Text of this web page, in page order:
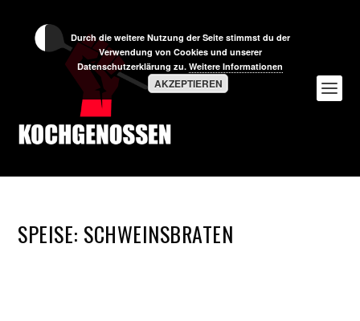
SPEISE: SCHWEINSBRATEN
Durch die weitere Nutzung der Seite stimmst du der
Verwendung von Cookies und unserer
Datenschutzerklärung zu. Weitere Informationen
AKZEPTIEREN